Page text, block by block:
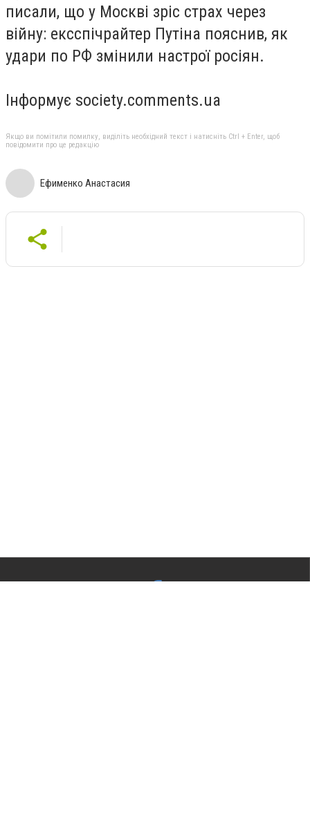
писали, що у Москві зріс страх через
війну: ексспічрайтер Путіна пояснив, як
удари по РФ змінили настрої росіян.
Інформує society.comments.ua
Якщо ви помітили помилку, виділіть необхідний текст і натисніть Ctrl + Enter, щоб
повідомити про це редакцію
Ефименко Анастасия